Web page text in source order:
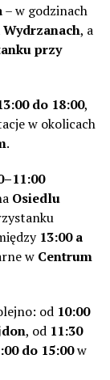
– w godzinach
, a
przy
do 18:00,
w okolicach
.
Osiedlu
13:00 a
w Centrum
od 10:00
, od 11:30
do 15:00w